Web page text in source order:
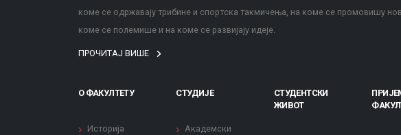
коме се одржавају трибине и спортска такмичења, на коме се промовишу
коме се полемише и на коме се развијају идеје.
ПРОЧИТАЈ ВИШЕ
О ФАКУЛТЕТУ
Историја
СТУДИЈЕ
Академски
СТУДЕНТСКИ
ЖИВОТ